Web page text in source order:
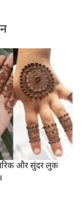
और सुंदर लुक